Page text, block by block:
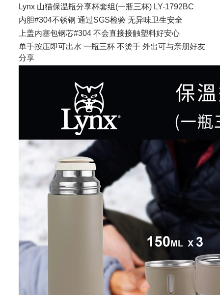
Lynx 山猫保温瓶分享杯套组(一瓶三杯) LY-1792BC
内胆#304不锈钢 通过SGS检验 无异味卫生安全
上盖内塞包钢芯#304 不会直接接触塑料好安心
单手按压即可出水 一瓶三杯 不烫手 外出可与亲朋好友
分享